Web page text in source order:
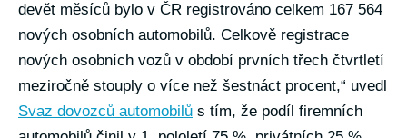
devět měsíců bylo v ČR registrováno celkem 167 564
nových osobních automobilů. Celkově registrace
nových osobních vozů v období prvních třech čtvrtletí
meziročně stouply o více než šestnáct procent,“ uvedl
Svaz dovozců automobilů s tím, že podíl firemních